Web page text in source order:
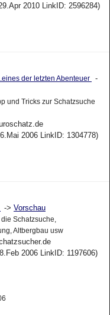
2010 LinkID: 2596284)
der letzten Abenteuer -
und Tricks zur Schatzsuche
2006 LinkID: 1304778)
-> Vorschau
Schatzsuche,
Altbergbau usw
2006 LinkID: 1197606)